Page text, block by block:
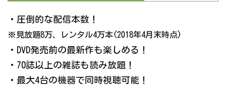
・圧倒的な配信本数！
※見放題8万、レンタル4万本(2018年4月末時点)
・DVD発売前の最新作も楽しめる！
・70誌以上の雑誌も読み放題！
・最大4台の機器で同時視聴可能！